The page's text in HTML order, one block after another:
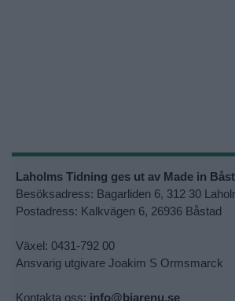
Laholms Tidning ges ut av Made in
Besöksadress: Bagarliden 6, 312 30
Postadress: Kalkvägen 6, 26936 Båstad
Växel: 0431-792 00
Ansvarig utgivare Joakim S Ormsmarck
Kontakta oss: info@bjarenu.se